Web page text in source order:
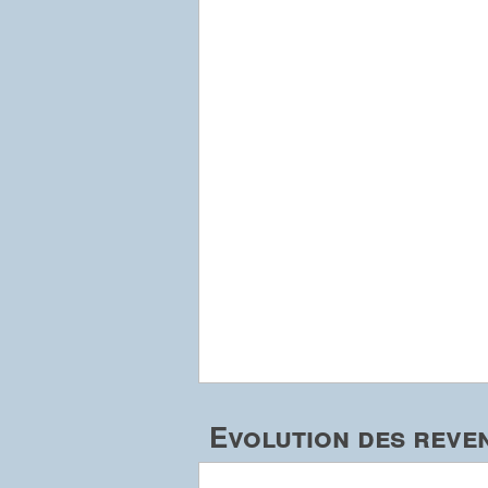
Evolution des